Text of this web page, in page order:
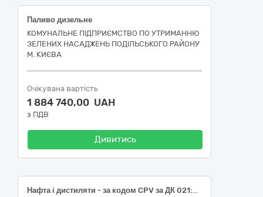
Паливо дизельне
КОМУНАЛЬНЕ ПІДПРИЄМСТВО ПО УТРИМАННЮ
ЗЕЛЕНИХ НАСАДЖЕНЬ ПОДІЛЬСЬКОГО РАЙОНУ
М. КИЄВА
Очікувана вартість
1 884 740,00 UAH
з ПДВ
Дивитись
Нафта і дистиляти - за кодом CPV за ДК 021:2015 -09130000-9 (Бензин А-95 , відповідний код за ДК 021:2015 - 09132000-3- Бензин, Дизельне паливо, відповідний код за ДК 021:2015 - 09134200-9 -Дизельне паливо )